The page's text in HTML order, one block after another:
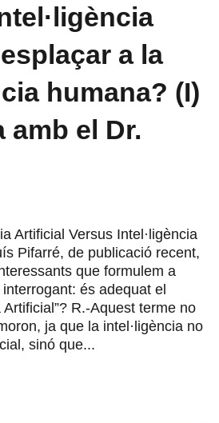
a la
humana? (I)
amb el Dr.
Artificial Versus Intel·ligència
Pifarré, de publicació recent,
que formulem a
interrogant: és adequat el
Artificial”? R.-Aquest terme no
ja que la intel·ligència no
sinó que...